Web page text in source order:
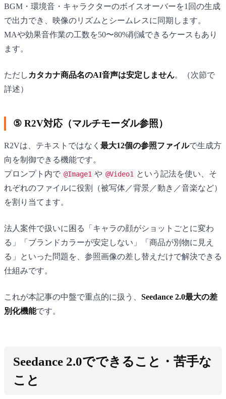
BGM・環境音・キャラクターのボイスオーバーを1回の生成
で出力でき、映像のリズムとシームレスに同期します。
MAや効果音作業の工数を50〜80%削減できるケースもあり
ます。
ただし カタカナ商品名のAI音声は安定しません。（次節で
詳述）
⑤ R2V対応（マルチモーダル参照）
R2Vは、テキストではなく 最大12個の参照ファイルで生成方
向を制御できる機能です。
プロンプト内で @Image1 や @Video1 という記法を使い、そ
れぞれのファイルに役割（被写体／背景／動き／音楽など）
を割り当てます。
法人案件で扱いに困る「キャラの顔がショットごとに変わ
る」「ブランドカラーが安定しない」「商品が別物に見え
る」といった問題を、参照画像の差し替えだけで解決できる
仕組みです。
これが本記事の中盤で重点的に扱う、 Seedance 2.0最大の差
別化機能です。
Seedance 2.0でできること・苦手な
こと